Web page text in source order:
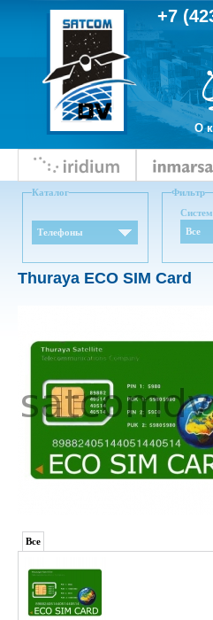
Каталог
Телефоны
Фильтр
Все
+7
О
Thuraya ECO SIM Card
Все